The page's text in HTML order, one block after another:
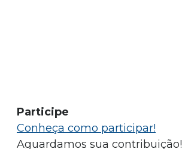
Participe
Conheça como participar!
Aguardamos sua contribuição!